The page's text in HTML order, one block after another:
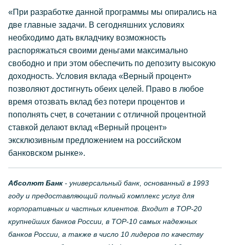
«При разработке данной программы мы опирались на
две главные задачи. В сегодняшних условиях
необходимо дать вкладчику возможность
распоряжаться своими деньгами максимально
свободно и при этом обеспечить по депозиту высокую
доходность. Условия вклада «Верный процент»
позволяют достигнуть обеих целей. Право в любое
время отозвать вклад без потери процентов и
пополнять счет, в сочетании с отличной процентной
ставкой делают вклад «Верный процент»
эксклюзивным предложением на российском
банковском рынке».
Абсолют Банк- универсальный банк, основанный в 1993
году и предоставляющий полный комплекс услуг для
корпоративных и частных клиентов. Входит в ТОР-20
крупнейших банков России, в ТОР-10 самых надежных
банков России, а также в число 10 лидеров по качеству